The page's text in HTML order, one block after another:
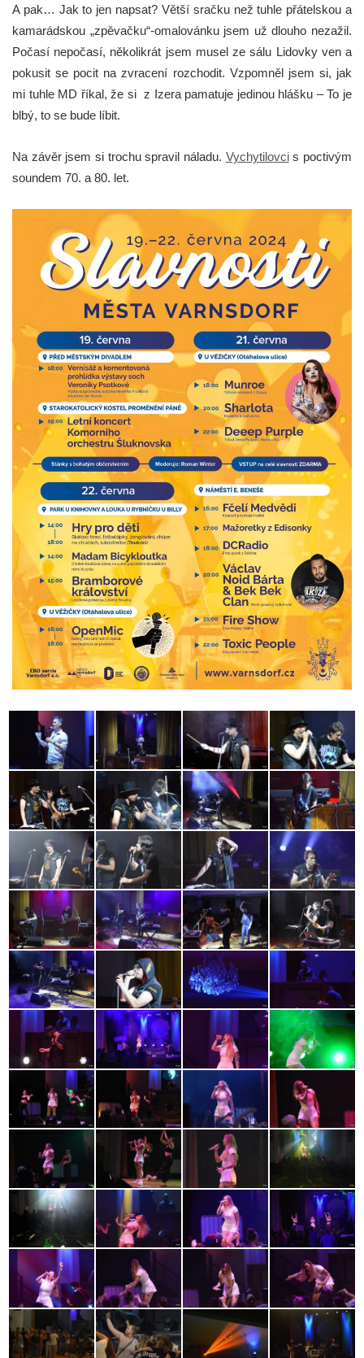
A pak… Jak to jen napsat? Větší sračku než tuhle přátelskou a
kamarádskou „zpěvačku“-omalovánku jsem už dlouho nezažil.
Počasí nepočasí, několikrát jsem musel ze sálu Lidovky ven a
pokusit se pocit na zvracení rozchodit. Vzpomněl jsem si, jak
mi tuhle MD říkal, že si z Izera pamatuje jedinou hlášku – To je
blbý, to se bude líbit.
Na závěr jsem si trochu spravil náladu. Vychytilovcis poctivým
soundem 70. a 80. let.